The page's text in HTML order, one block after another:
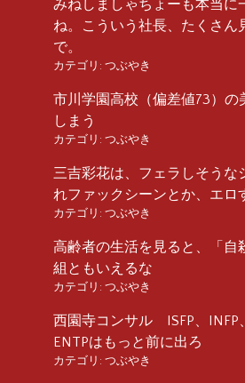
みねしましゃちょーも本当に
ね。こういう社長、たくさん
で。
カテゴリ: つぶやき
市川学園高校（偏差値73）の
しまう
カテゴリ: つぶやき
三吉彩花は、フェラしそうな
れファックシーンとか、エロ
カテゴリ: つぶやき
高齢者の生活を見ると、「自
組ともいえるな
カテゴリ: つぶやき
西園寺コンサル ISFP、INFP、
ENTPはもっと前に出ろ
カテゴリ: つぶやき